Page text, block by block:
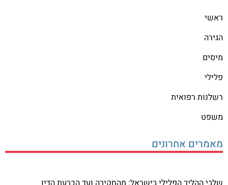
ראשי
הגירה
מיסים
פלילי
רשלנות רפואית
משפט
מאמרים אחרונים